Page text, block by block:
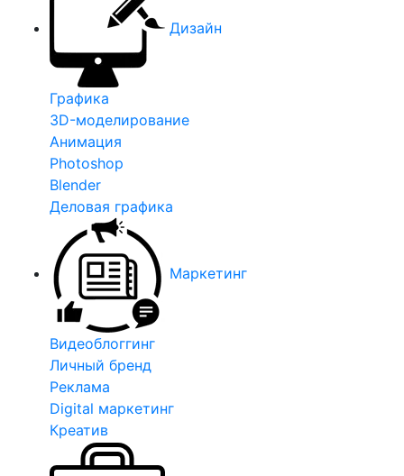
Дизайн
Графика
3D-моделирование
Анимация
Photoshop
Blender
Деловая графика
Маркетинг
Видеоблоггинг
Личный бренд
Реклама
Digital маркетинг
Креатив